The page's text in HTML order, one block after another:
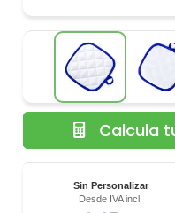
Sin Personalizar
Desde IVA incl.
Calcula